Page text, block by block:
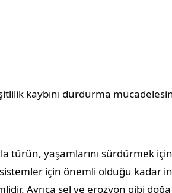
kaybını durdurma
türün, yaşamlarını sürdürmek
için önemli olduğu kadar
Ayrıca sel ve erozyon gibi doğa